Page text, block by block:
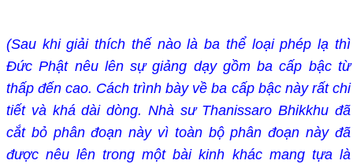
(Sau khi giải thích thế nào là ba thể loại phép lạ thì
Đức Phật nêu lên sự giảng dạy gồm ba cấp bậc từ
thấp đến cao. Cách trình bày về ba cấp bậc này rất chi
tiết và khá dài dòng. Nhà sư Thanissaro Bhikkhu đã
cắt bỏ phân đoạn này vì toàn bộ phân đoạn này đã
được nêu lên trong một bài kinh khác mang tựa là